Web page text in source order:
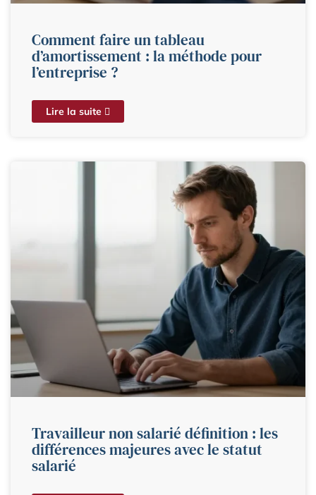
Comment faire un tableau
d’amortissement : la méthode pour
l’entreprise ?
Lire la suite
Travailleur non salarié définition : les
différences majeures avec le statut
salarié